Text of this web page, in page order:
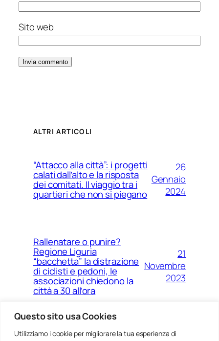
Questo sito usa Cookies
Utilizziamo i cookie per migliorare la tua esperienza di
Sito web
ALTRI ARTICOLI
“Attacco alla città”: i progetti
calati dall’alto e la risposta
dei comitati. Il viaggio tra i
quartieri che non si piegano
26
Gennaio
2024
Rallenatare o punire?
Regione Liguria
“bacchetta” la distrazione
di ciclisti e pedoni, le
associazioni chiedono la
città a 30 all’ora
21
Novembre
2023
Ponte Morandi e quell’anno